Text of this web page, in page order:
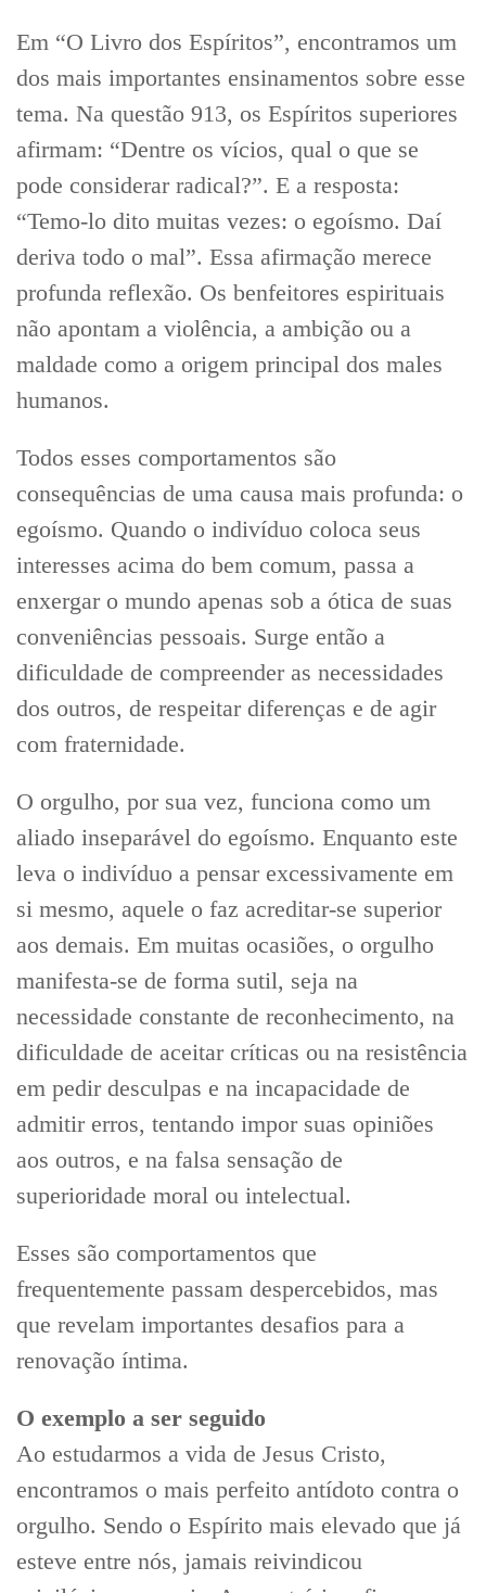
Em “O Livro dos Espíritos”, encontramos um
dos mais importantes ensinamentos sobre esse
tema. Na questão 913, os Espíritos superiores
afirmam: “Dentre os vícios, qual o que se
pode considerar radical?”. E a resposta:
“Temo-lo dito muitas vezes: o egoísmo. Daí
deriva todo o mal”. Essa afirmação merece
profunda reflexão. Os benfeitores espirituais
não apontam a violência, a ambição ou a
maldade como a origem principal dos males
humanos.
Todos esses comportamentos são
consequências de uma causa mais profunda: o
egoísmo. Quando o indivíduo coloca seus
interesses acima do bem comum, passa a
enxergar o mundo apenas sob a ótica de suas
conveniências pessoais. Surge então a
dificuldade de compreender as necessidades
dos outros, de respeitar diferenças e de agir
com fraternidade.
O orgulho, por sua vez, funciona como um
aliado inseparável do egoísmo. Enquanto este
leva o indivíduo a pensar excessivamente em
si mesmo, aquele o faz acreditar-se superior
aos demais. Em muitas ocasiões, o orgulho
manifesta-se de forma sutil, seja na
necessidade constante de reconhecimento, na
dificuldade de aceitar críticas ou na resistência
em pedir desculpas e na incapacidade de
admitir erros, tentando impor suas opiniões
aos outros, e na falsa sensação de
superioridade moral ou intelectual.
Esses são comportamentos que
frequentemente passam despercebidos, mas
que revelam importantes desafios para a
renovação íntima.
O exemplo a ser seguido
Ao estudarmos a vida de Jesus Cristo,
encontramos o mais perfeito antídoto contra o
orgulho. Sendo o Espírito mais elevado que já
esteve entre nós, jamais reivindicou